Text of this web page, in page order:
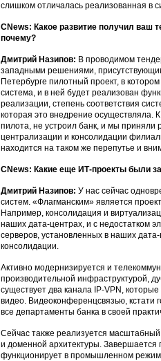
слишком отличалась реализованная в
CNews: Какое развитие получил
почему?
Дмитрий Назипов: В проводимом
западными решениями,
Петербурге пилотный проект, в
система, и в ней будет реализован
реализации, степень соответствия
которая это внедрение осуществляла.
пилота, не устроил банк, и мы
централизации и консолидации
находится на таком же перепутье и
CNews: Какие еще ИТ-проекты были
Дмитрий Назипов: У нас сейчас
систем. «Флагманским» является
Например, консолидация и
наших дата-центрах, и с недостатком
серверов, установленных в наших
консолидации.
Активно модернизируется и
производительной инфраструктурой,
существует два канала IP-VPN,
видео. Видеоконференцсвязью, кстати
все департаменты банка в своей
Сейчас также реализуется
и доменной архитектуры. Завершается
функционирует в промышленном